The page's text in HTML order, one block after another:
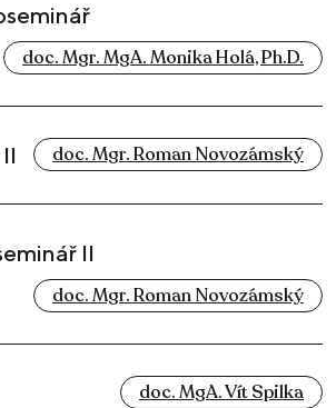
doc. Mgr. MgA. Monika Holá, Ph.D.
doc. Mgr. Roman Novozámský
II
doc. Mgr. Roman Novozámský
doc. MgA. Vít Spilka